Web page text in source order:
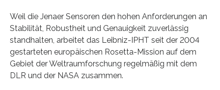
Weil die Jenaer Sensoren den hohen Anforderungen an
Stabilität, Robustheit und Genauigkeit zuverlässig
standhalten, arbeitet das Leibniz-IPHT seit der 2004
gestarteten europäischen Rosetta-Mission auf dem
Gebiet der Weltraumforschung regelmäßig mit dem
DLR und der NASA zusammen.